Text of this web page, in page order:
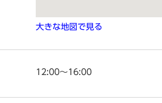
大きな地図で見る
12:00～16:00